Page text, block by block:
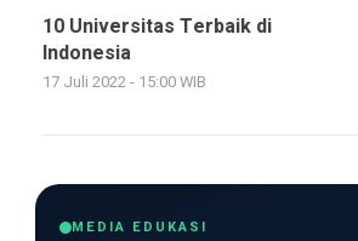
10 Universitas Terbaik di
Indonesia
17 Juli 2022 - 15:00 WIB
MEDIA EDUKASI